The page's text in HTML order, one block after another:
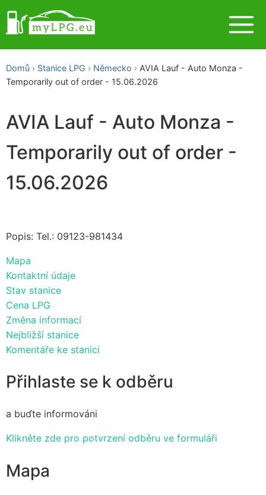
Domů Stanice LPG Německo
AVIA Lauf - Auto Monza -
Temporarily out of order - 15.06.2026
AVIA Lauf - Auto Monza -
Temporarily out of order -
15.06.2026
Popis: Tel.: 09123-981434
Mapa
Kontaktní údaje
Stav stanice
Cena LPG
Změna informací
Nejbližší stanice
Komentáře ke stanici
Přihlaste se k odběru
a buďte informováni
Klikněte zde pro potvrzení odběru ve formuláři
Mapa